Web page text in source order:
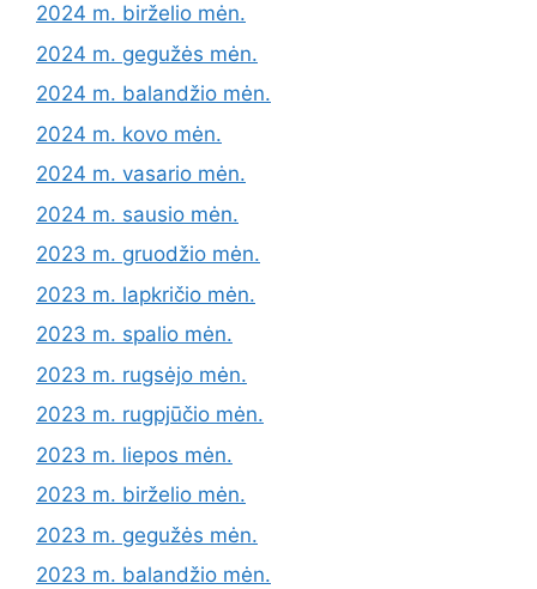
2024 m. birželio mėn.
2024 m. gegužės mėn.
2024 m. balandžio mėn.
2024 m. kovo mėn.
2024 m. vasario mėn.
2024 m. sausio mėn.
2023 m. gruodžio mėn.
2023 m. lapkričio mėn.
2023 m. spalio mėn.
2023 m. rugsėjo mėn.
2023 m. rugpjūčio mėn.
2023 m. liepos mėn.
2023 m. birželio mėn.
2023 m. gegužės mėn.
2023 m. balandžio mėn.